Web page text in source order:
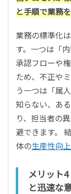
と手順で業務
業務の標準化
す。一つは「
承認フローや
ため、不正や
う一つは「属
知らない、あ
り、担当者の
避できます。
体の生産性向上
メリット
と迅速な